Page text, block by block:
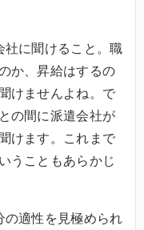
に聞けること。職
か、昇給はするの
けませんよね。で
の間に派遣会社が
けます。これまで
うこともあらかじ
適性を見極められ